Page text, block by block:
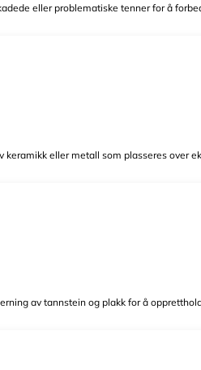
eller problematiske tenner for å
keramikk eller metall som plasseres over
av tannstein og plakk for å